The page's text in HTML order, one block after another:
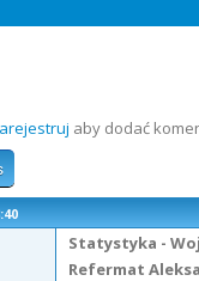
aby dodać
Statystyka -
Refermat